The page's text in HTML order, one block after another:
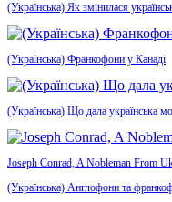
(Українська) Як змінилася
(Українська) Франкофони у Канаді
(Українська) Що дала українська
Joseph Conrad, A Nobleman From
(Українська) Англофони та